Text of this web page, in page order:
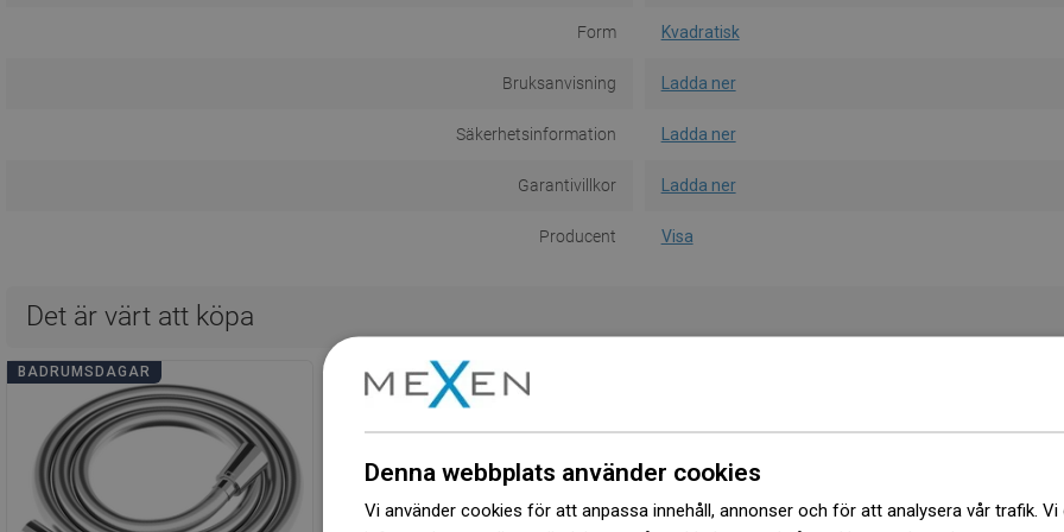
Form Kvadratisk
Bruksanvisning Ladda ner
Säkerhetsinformation Ladda ner
Garantivillkor Ladda ner
Producent Visa
Det är värt att köpa
BADRUMSDAGAR BADRUMSDAGAR
Denna webbplats använder cookies
Vi använder cookies för att anpassa innehåll, annonser och för att analysera vår trafik. Vi